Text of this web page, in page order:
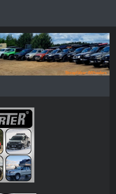
Stoapfälzer-4Wheelers